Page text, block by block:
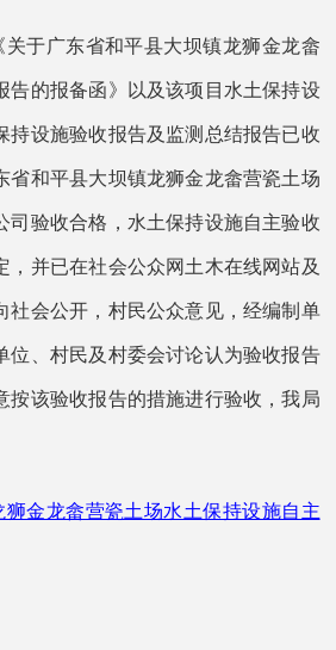
关于广东省和平县大坝镇龙狮金龙畲
告的报备函》以及该项目水土保持设
持设施验收报告及监测总结报告已收
省和平县大坝镇龙狮金龙畲营瓷土场
司验收合格，水土保持设施自主验收
，并已在社会公众网土木在线网站及
社会公开，村民公众意见，经编制单
位、村民及村委会讨论认为验收报告
按该验收报告的措施进行验收，我局
狮金龙畲营瓷土场水土保持设施自主